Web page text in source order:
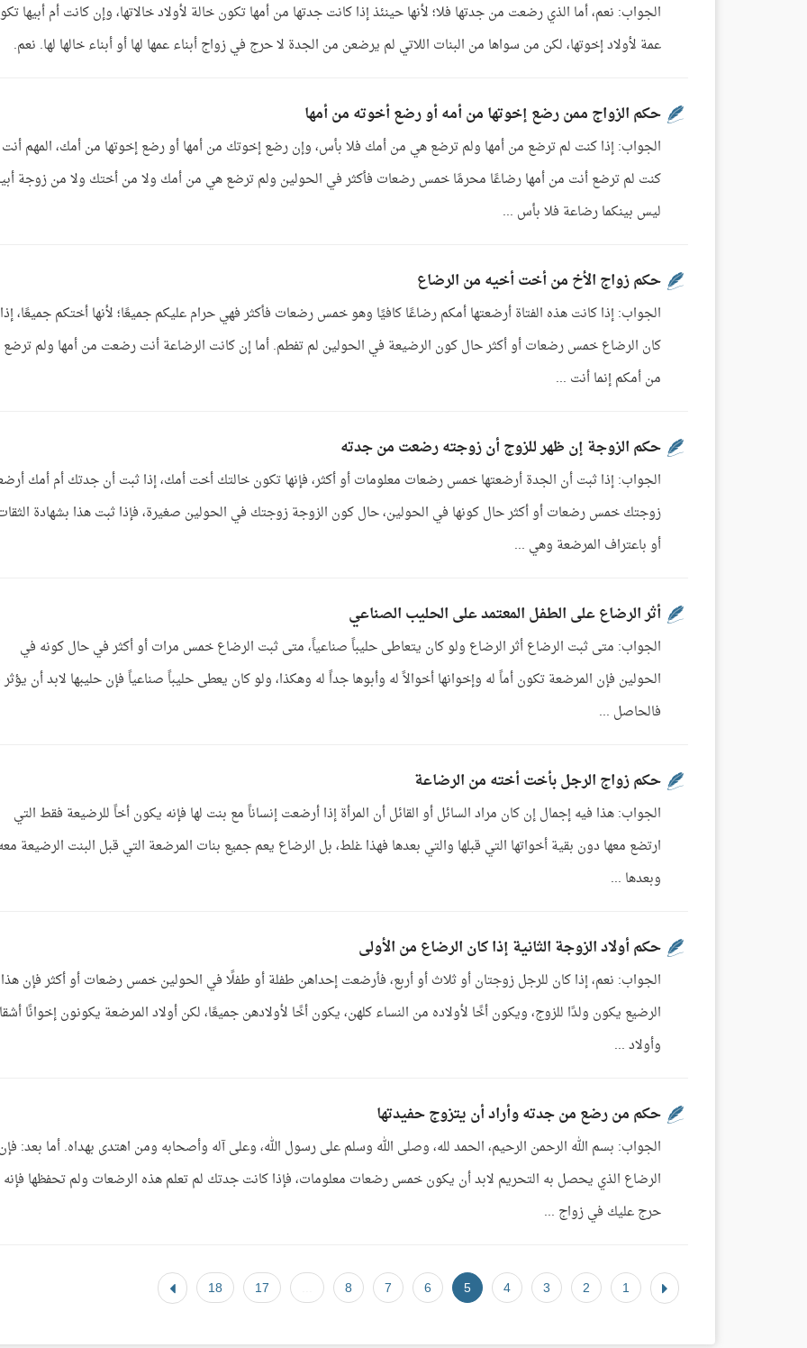
الجواب: نعم، أما الذي رضعت من جدتها فلا؛ لأنها حينئذ إذا كانت جدتها من أمها تكون خالة لأولاد خالاتها، وإن كانت أم أبيها
عمة لأولاد إخوتها، لكن من سواها من البنات اللاتي لم يرضعن من الجدة لا حرج في زواج أبناء عمها لها أو أبناء خالها لها. نعم.
حكم الزواج ممن رضع إخوتها من أمه أو رضع أخوته من أمها
الجواب: إذا كنت لم ترضع من أمها ولم ترضع هي من أمك فلا بأس، وإن رضع إخوتك من أمها أو رضع إخوتها من أمك، المهم أنت
كنت لم ترضع أنت من أمها رضاعًا محرمًا خمس رضعات فأكثر في الحولين ولم ترضع هي من أمك ولا من أختك ولا من زوجة
ليس بينكما رضاعة فلا بأس ...
حكم زواج الأخ من أخت أخيه من الرضاع
الجواب: إذا كانت هذه الفتاة أرضعتها أمكم رضاعًا كافيًا وهو خمس رضعات فأكثر فهي حرام عليكم جميعًا؛ لأنها أختكم جميعًا، إذا
كان الرضاع خمس رضعات أو أكثر حال كون الرضيعة في الحولين لم تفطم. أما إن كانت الرضاعة أنت رضعت من أمها ولم
من أمكم إنما أنت ...
حكم الزوجة إن ظهر للزوج أن زوجته رضعت من جدته
الجواب: إذا ثبت أن الجدة أرضعتها خمس رضعات معلومات أو أكثر، فإنها تكون خالتك أخت أمك، إذا ثبت أن جدتك أم أمك
زوجتك خمس رضعات أو أكثر حال كونها في الحولين، حال كون الزوجة زوجتك في الحولين صغيرة، فإذا ثبت هذا بشهادة
أو باعتراف المرضعة وهي ...
أثر الرضاع على الطفل المعتمد على الحليب الصناعي
الجواب: متى ثبت الرضاع أثر الرضاع ولو كان يتعاطى حليباً صناعياً، متى ثبت الرضاع خمس مرات أو أكثر في حال كونه في
الحولين فإن المرضعة تكون أماً له وإخوانها أخوالاً له وأبوها جداً له وهكذا، ولو كان يعطى حليباً صناعياً فإن حليبها لابد أن
فالحاصل ...
حكم زواج الرجل بأخت أخته من الرضاعة
الجواب: هذا فيه إجمال إن كان مراد السائل أو القائل أن المرأة إذا أرضعت إنساناً مع بنت لها فإنه يكون أخاً للرضيعة فقط التي
ارتضع معها دون بقية أخواتها التي قبلها والتي بعدها فهذا غلط، بل الرضاع يعم جميع بنات المرضعة التي قبل البنت الرضيعة
وبعدها ...
حكم أولاد الزوجة الثانية إذا كان الرضاع من الأولى
الجواب: نعم، إذا كان للرجل زوجتان أو ثلاث أو أربع، فأرضعت إحداهن طفلة أو طفلًا في الحولين خمس رضعات أو أكثر فإن هذا
الرضيع يكون ولدًا للزوج، ويكون أخًا لأولاده من النساء كلهن، يكون أخًا لأولادهن جميعًا، لكن أولاد المرضعة يكونون إخوانًا
وأولاد ...
حكم من رضع من جدته وأراد أن يتزوج حفيدتها
الجواب: بسم الله الرحمن الرحيم، الحمد لله، وصلى الله وسلم على رسول الله، وعلى آله وأصحابه ومن اهتدى بهداه. أما بعد:
الرضاع الذي يحصل به التحريم لابد أن يكون خمس رضعات معلومات، فإذا كانت جدتك لم تعلم هذه الرضعات ولم تحفظها فإنه
حرج عليك في زواج ...
1
2
3
4
5
6
7
8
17
18